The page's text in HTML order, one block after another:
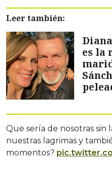
Leer también:
es la
Que sería de nosotras sin
nuestras lagrimas y
momentos?